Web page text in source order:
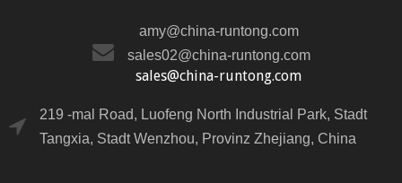
amy@china-runtong.com
sales02@china-runtong.com
sales@china-runtong.com
219 -mal Road, Luofeng North Industrial Park, Stadt
Tangxia, Stadt Wenzhou, Provinz Zhejiang, China